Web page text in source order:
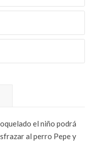
el niño podrá
al perro Pepe y